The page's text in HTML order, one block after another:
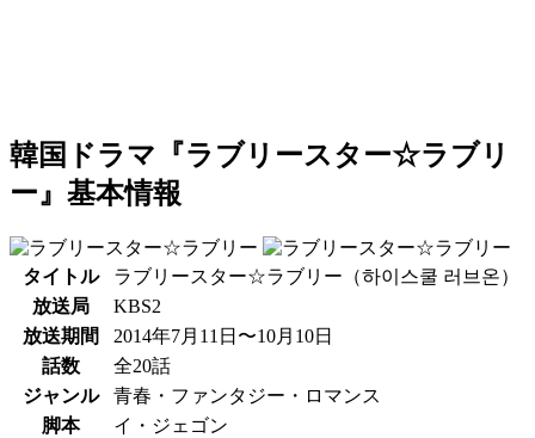
韓国ドラマ『ラブリースター☆ラブリ
ー』基本情報
タイトル
ラブリースター☆ラブリー（하이스쿨 러브온）
放送局
KBS2
放送期間
2014年7月11日〜10月10日
話数
全20話
ジャンル
青春・ファンタジー・ロマンス
脚本
イ・ジェゴン